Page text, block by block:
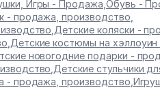
Игры - Продажа Обувь -
- продажа, производство
Детские коляски -
Детские костюмы на хэллоуин
новогодние подарки -
Детские стульчики
- продажа, производство